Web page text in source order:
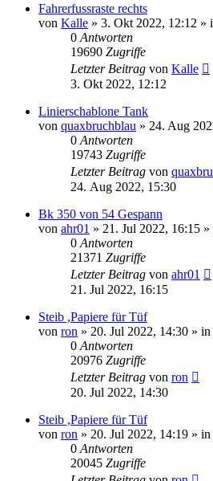
Fahrerfussraste rechts
von Kalle » 3. Okt 2022, 12:12 »
0 Antworten
19690 Zugriffe
Letzter Beitrag von Kalle
3. Okt 2022, 12:12
Linierschablone Tank
von quaxbruchblau » 24. Aug
0 Antworten
19743 Zugriffe
Letzter Beitrag von
24. Aug 2022, 15:30
Bk 350 von 54 Gespann
von ahr01 » 21. Jul 2022, 16:15 »
0 Antworten
21371 Zugriffe
Letzter Beitrag von ahr01
21. Jul 2022, 16:15
Steib ,Papiere für Tüf
von ron » 20. Jul 2022, 14:30 » in
0 Antworten
20976 Zugriffe
Letzter Beitrag von ron
20. Jul 2022, 14:30
Steib ,Papiere für Tüf
von ron » 20. Jul 2022, 14:19 » in
0 Antworten
20045 Zugriffe